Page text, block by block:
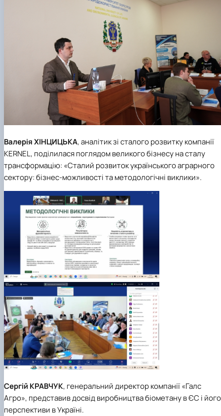
ВалеріяХІНЦИЦЬКА, аналітик зі сталого розвитку компанії
KERNEL, поділилася поглядом великого бізнесу на сталу
трансформацію: «Сталий розвиток українського аграрного
сектору: бізнес-можливості та методологічні виклики».
Сергій КРАВЧУК, генеральний директор компанії «Галс
Агро», представив досвід виробництва біометану в ЄС і його
перспективи в Україні.